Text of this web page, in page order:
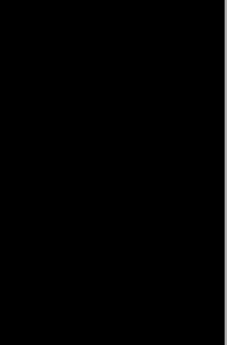
con maquillaje) y
con maquillaje)
de electricidad